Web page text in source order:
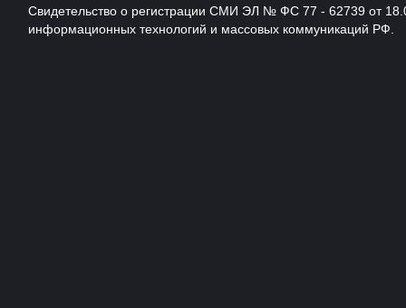
Свидетельство о регистрации СМИ ЭЛ № ФС 77 - 62739 от
информационных технологий и массовых коммуникаций РФ.